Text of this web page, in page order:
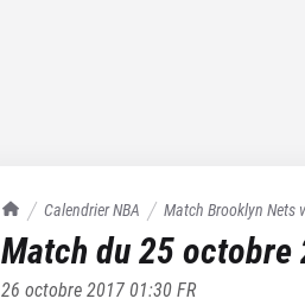
TrashTalk Actu NBA
Calendrier NBA Match Brooklyn Nets
Match du25 octobre
26 octobre 2017 01:30FR